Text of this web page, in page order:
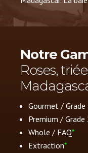
Notre
Roses,
Gourmet / Grade
Premium / Grade
Whole / FAQ*
Extraction*